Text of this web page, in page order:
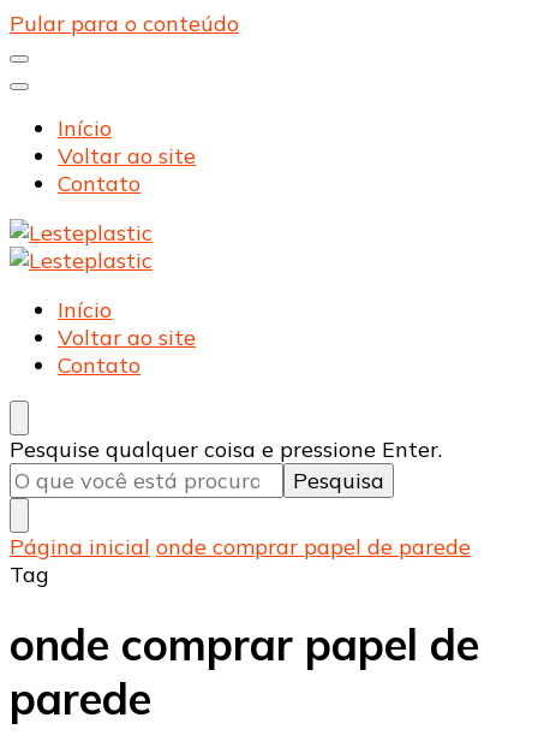
Pular para o conteúdo
Início
Voltar ao site
Contato
Lesteplastic
Blog – Lesteplastic
Lesteplastic
Blog – Lesteplastic
Início
Voltar ao site
Contato
Procurando
algo?
Pesquise qualquer coisa e pressione Enter.
Página inicial onde comprar papel de parede
Tag
onde comprar papel de
parede